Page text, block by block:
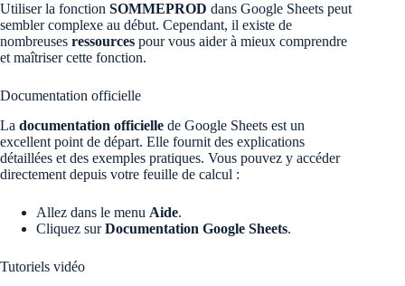
Utiliser la fonction SOMMEPROD dans Google Sheets peut
sembler complexe au début. Cependant, il existe de
nombreuses ressources pour vous aider à mieux comprendre
et maîtriser cette fonction.
Documentation officielle
La documentation officielle de Google Sheets est un
excellent point de départ. Elle fournit des explications
détaillées et des exemples pratiques. Vous pouvez y accéder
directement depuis votre feuille de calcul :
Allez dans le menu Aide.
Cliquez surDocumentation Google Sheets.
Tutoriels vidéo